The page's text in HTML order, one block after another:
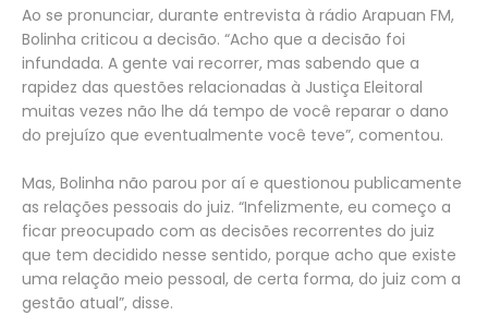
Ao se pronunciar, durante entrevista à rádio Arapuan FM,
Bolinha criticou a decisão. “Acho que a decisão foi
infundada. A gente vai recorrer, mas sabendo que a
rapidez das questões relacionadas à Justiça Eleitoral
muitas vezes não lhe dá tempo de você reparar o dano
do prejuízo que eventualmente você teve”, comentou.
Mas, Bolinha não parou por aí e questionou publicamente
as relações pessoais do juiz. “Infelizmente, eu começo a
ficar preocupado com as decisões recorrentes do juiz
que tem decidido nesse sentido, porque acho que existe
uma relação meio pessoal, de certa forma, do juiz com a
gestão atual”, disse.